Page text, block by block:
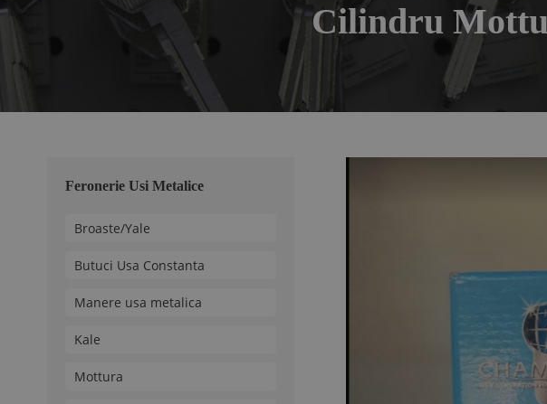
Cilindru
Feronerie Usi Metalice
Broaste/Yale
Butuci Usa Constanta
Manere usa metalica
Kale
Mottura